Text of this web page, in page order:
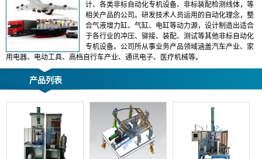
计、各类非标自动化专机设备、非标装配检测线体，等
相关产品的公司。研发技术人员运用的自动化理念，整
合气液增力缸、气缸、电缸等动力源，设计制造出适合
于各行业的冲压、铆接、装配、测试等其他非标自动化
专机设备。公司所从事业务产品领域涵盖汽车产业、家
用电器、电动工具、高档自行车产业、通讯电子、医疗机械等。
产品列表